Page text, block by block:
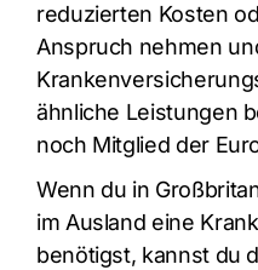
reduzierten Kosten
Anspruch nehmen
ähnliche Leistungen
noch Mitglied der
Wenn du in
im Ausland eine
benötigst, kannst du